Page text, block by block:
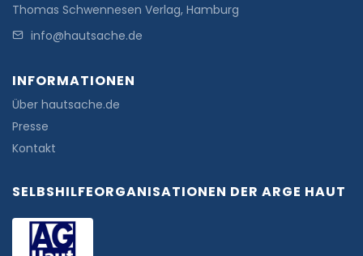
Thomas Schwennesen Verlag, Hamburg
info@hautsache.de
INFORMATIONEN
Über hautsache.de
Presse
Kontakt
SELBSHILFEORGANISATIONEN DER ARGE HAUT